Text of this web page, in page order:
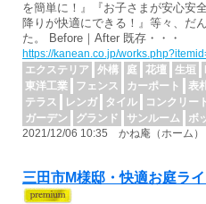
を簡単に！』『お子さまが安心安
降りが快適にできる！』等々、だ
た。 Before｜After 既存・・・
https://kanean.co.jp/
エクステリア
外構 庭 花壇 生垣
東洋工業
フェンス カーポート 表
テラス
レンガ タイル コンクリー
ガーデン
グランド サンルーム ボ
2021/12/06 10:35 かね庵（ホーム）
三田市M様邸・快適お庭ラ